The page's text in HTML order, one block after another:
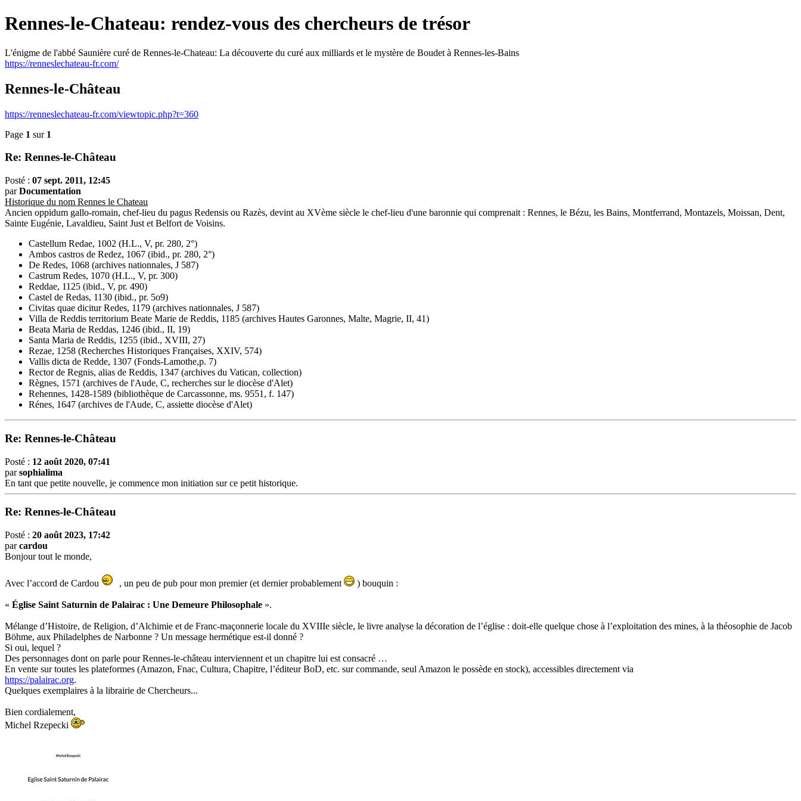
Rennes-le-Chateau: rendez-vous des chercheurs de trésor
L'énigme de l'abbé Saunière curé de Rennes-le-Chateau: La découverte du curé aux milliards et le mystère de Boudet à Rennes-les-Bains
https://renneslechateau-fr.com/
Rennes-le-Château
https://renneslechateau-fr.com/viewtopic.php?t=360
Page 1 sur 1
Re: Rennes-le-Château
Posté : 07 sept. 2011, 12:45
parDocumentation
Historique du nom Rennes le Chateau
Ancien oppidum gallo-romain, chef-lieu du pagus Redensis ou Razès, devint au XVème siècle le chef-lieu d'une baronnie qui comprenait : Rennes, le Bézu, les Bains, Montferrand, Montazels, Moissan, Dent,
Sainte Eugénie, Lavaldieu, Saint Just et Belfort de Voisins.
Castellum Redae, 1002 (H.L., V, pr. 280, 2°)
Ambos castros de Redez, 1067 (ibid., pr. 280, 2°)
De Redes, 1068 (archives nationnales, J 587)
Castrum Redes, 1070 (H.L., V, pr. 300)
Reddae, 1125 (ibid., V, pr. 490)
Castel de Redas, 1130 (ibid., pr. 5o9)
Civitas quae dicitur Redes, 1179 (archives nationnales, J 587)
Villa de Reddis territorium Beate Marie de Reddis, 1185 (archives Hautes Garonnes, Malte, Magrie, II, 41)
Beata Maria de Reddas, 1246 (ibid., II, 19)
Santa Maria de Reddis, 1255 (ibid., XVIII, 27)
Rezae, 1258 (Recherches Historiques Françaises, XXIV, 574)
Vallis dicta de Redde, 1307 (Fonds-Lamothe,p. 7)
Rector de Regnis, alias de Reddis, 1347 (archives du Vatican, collection)
Règnes, 1571 (archives de l'Aude, C, recherches sur le diocèse d'Alet)
Rehennes, 1428-1589 (bibliothèque de Carcassonne, ms. 9551, f. 147)
Rénes, 1647 (archives de l'Aude, C, assiette diocèse d'Alet)
Re: Rennes-le-Château
Posté : 12 août 2020, 07:41
parsophialima
En tant que petite nouvelle, je commence mon initiation sur ce petit historique.
Re: Rennes-le-Château
Posté : 20 août 2023, 17:42
parcardou
Bonjour tout le monde,
Avec l’accord de Cardou , un peu de pub pour mon premier (et dernier probablement ) bouquin :
« Église Saint Saturnin de Palairac : Une Demeure Philosophale ».
Mélange d’Histoire, de Religion, d’Alchimie et de Franc-maçonnerie locale du XVIIIe siècle, le livre analyse la décoration de l’église : doit-elle quelque chose à l’exploitation des mines, à la théosophie de Jacob
Böhme, aux Philadelphes de Narbonne ? Un message hermétique est-il donné ?
Si oui, lequel ?
Des personnages dont on parle pour Rennes-le-château interviennent et un chapitre lui est consacré …
En vente sur toutes les plateformes (Amazon, Fnac, Cultura, Chapitre, l’éditeur BoD, etc. sur commande, seul Amazon le possède en stock), accessibles directement via
https://palairac.org.
Quelques exemplaires à la librairie de Chercheurs...
Bien cordialement,
Michel Rzepecki